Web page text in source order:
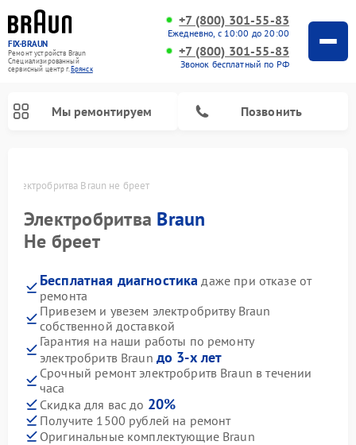
FIX-BRAUN
Ремонт устройств Braun
Специализированный
cервисный центр г.Брянск
+7 (800) 301-55-83
Ежедневно, с 10:00 до 20:00
+7 (800) 301-55-83
Звонок бесплатный по РФ
Мы ремонтируем Позвонить
Электробритва Braun не бреет
Электробритва Braun
Не бреет
Бесплатная диагностика даже при отказе от
ремонта
Привезем и увезем электробритву Braun
собственной доставкой
Гарантия на наши работы по ремонту
электробритв Braun до 3-х лет
Срочный ремонт электробритв Braun в течении
часа
Скидка для вас до 20%
Получите 1500 рублей на ремонт
Оригинальные комплектующие Braun